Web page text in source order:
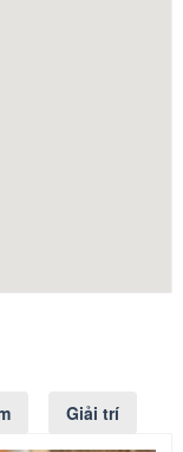
Giải trí